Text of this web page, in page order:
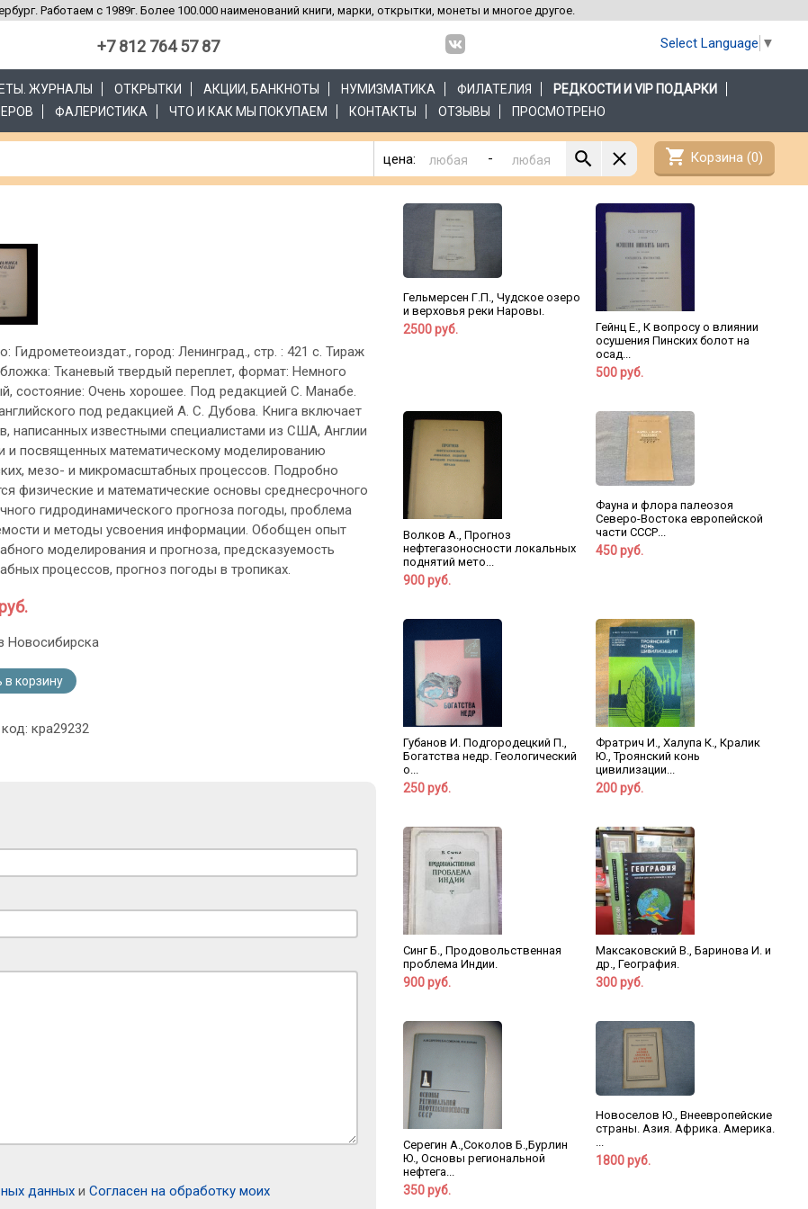
Работаем с 1989г. Более 100.000 наименований книги, марки, открытки, монеты и многое другое.
+7 812 764 57 87 Select Language ▼
ЖУРНАЛЫ ОТКРЫТКИ АКЦИИ, БАНКНОТЫ НУМИЗМАТИКА ФИЛАТЕЛИЯ
РЕДКОСТИ И VIP ПОДАРКИ
ФАЛЕРИСТИКА ЧТО И КАК МЫ ПОКУПАЕМ КОНТАКТЫ ОТЗЫВЫ ПРОСМОТРЕНО
цена: - shopping_cart Корзина (0)
Гидрометеоиздат., город: Ленинград., стр. : 421 с. Тираж
Тканевый твердый переплет, формат: Немного
состояние: Очень хорошее. Под редакцией С. Манабе.
под редакцией А. С. Дубова. Книга включает
написанных известными специалистами из США, Англии
и посвященных математическому моделированию
мезо- и микромасштабных процессов. Подробно
физические и математические основы среднесрочного
гидродинамического прогноза погоды, проблема
и методы усвоения информации. Обобщен опыт
моделирования и прогноза, предсказуемость
процессов, прогноз погоды в тропиках.
Новосибирска
корзину
кра29232
данных и Согласен на обработку моих
Гельмерсен Г.П., Чудское озеро
и верховья реки Наровы.
2500 руб.
Гейнц Е., К вопросу о влиянии
осушения Пинских болот на
осад...
500 руб.
Волков А., Прогноз
нефтегазоносности локальных
поднятий мето...
900 руб.
Фауна и флора палеозоя
Северо-Востока европейской
части СССР...
450 руб.
Губанов И. Подгородецкий П.,
Богатства недр. Геологический
о...
250 руб.
Фратрич И., Халупа К., Кралик
Ю., Троянский конь
цивилизации...
200 руб.
Синг Б., Продовольственная
проблема Индии.
900 руб.
Максаковский В., Баринова И. и
др., География.
300 руб.
Серегин А.,Соколов Б.,Бурлин
Ю., Основы региональной
нефтега...
350 руб.
Новоселов Ю., Внеевропейские
страны. Азия. Африка. Америка.
1800 руб.